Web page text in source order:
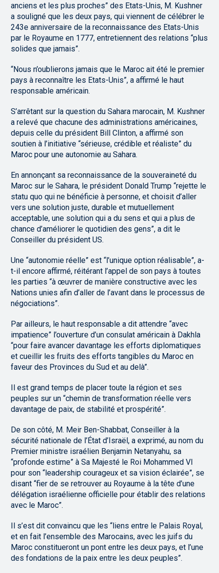
anciens et les plus proches” des Etats-Unis, M. Kushner
a souligné que les deux pays, qui viennent de célébrer le
243e anniversaire de la reconnaissance des Etats-Unis
par le Royaume en 1777, entretiennent des relations “plus
solides que jamais”.
“Nous n’oublierons jamais que le Maroc ait été le premier
pays à reconnaître les Etats-Unis”, a affirmé le haut
responsable américain.
S’arrêtant sur la question du Sahara marocain, M. Kushner
a relevé que chacune des administrations américaines,
depuis celle du président Bill Clinton, a affirmé son
soutien à l’initiative “sérieuse, crédible et réaliste” du
Maroc pour une autonomie au Sahara.
En annonçant sa reconnaissance de la souveraineté du
Maroc sur le Sahara, le président Donald Trump “rejette le
statu quo qui ne bénéficie à personne, et choisit d’aller
vers une solution juste, durable et mutuellement
acceptable, une solution qui a du sens et qui a plus de
chance d’améliorer le quotidien des gens”, a dit le
Conseiller du président US.
Une “autonomie réelle” est “l’unique option réalisable”, a-
t-il encore affirmé, réitérant l’appel de son pays à toutes
les parties “à œuvrer de manière constructive avec les
Nations unies afin d’aller de l’avant dans le processus de
négociations”.
Par ailleurs, le haut responsable a dit attendre “avec
impatience” l’ouverture d’un consulat américain à Dakhla
“pour faire avancer davantage les efforts diplomatiques
et cueillir les fruits des efforts tangibles du Maroc en
faveur des Provinces du Sud et au delà”.
Il est grand temps de placer toute la région et ses
peuples sur un “chemin de transformation réelle vers
davantage de paix, de stabilité et prospérité”.
De son côté, M. Meir Ben-Shabbat, Conseiller à la
sécurité nationale de l’État d’Israël, a exprimé, au nom du
Premier ministre israélien Benjamin Netanyahu, sa
“profonde estime” à Sa Majesté le Roi Mohammed VI
pour son “leadership courageux et sa vision éclairée”, se
disant “fier de se retrouver au Royaume à la tête d’une
délégation israélienne officielle pour établir des relations
avec le Maroc”.
Il s’est dit convaincu que les “liens entre le Palais Royal,
et en fait l’ensemble des Marocains, avec les juifs du
Maroc constitueront un pont entre les deux pays, et l’une
des fondations de la paix entre les deux peuples”.